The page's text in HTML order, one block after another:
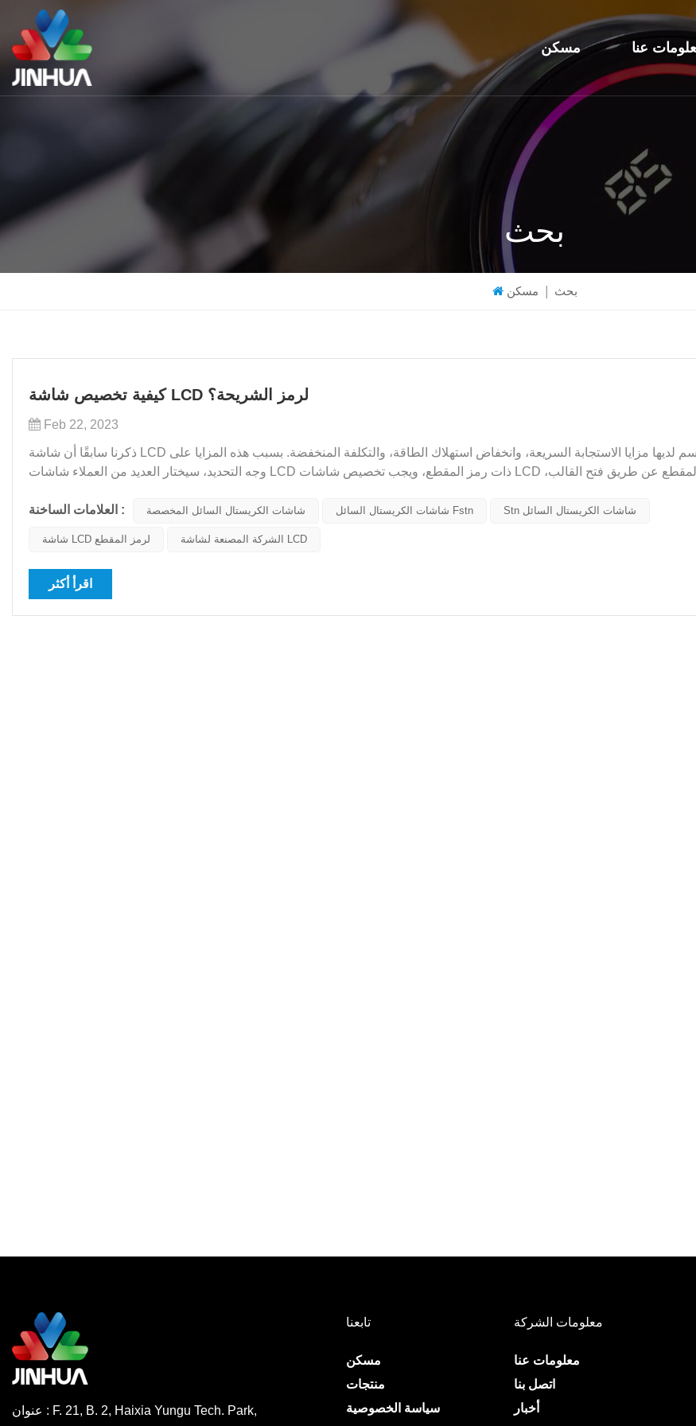
مسكن عنا
بحث
مسكن بحث
كيفية تخصيص شاشة LCD لرمز الشريحة؟
Feb 22, 2023
ذكرنا سابقًا أن شاشة LCD لرمز القسم لديها مزايا الاستجابة السريعة، وانخفاض استهلاك الطاقة، والتكلفة المنخفضة. بسبب هذه المزايا على
وجه التحديد، سيختار العديد من العملاء شاشات LCD ذات رمز المقطع، ويجب تخصيص شاشات LCD ذات رمز المقطع عن طريق فتح القالب،
العلامات الساخنة :
شاشات الكريستال السائل المخصصة شاشات الكريستال السائل Fstn Stn شاشات الكريستال السائل
شاشة LCD لرمز المقطع الشركة المصنعة لشاشة LCD
اقرأ أكثر
عنوان : F. 21, B. 2, Haixia Yungu Tech. Park,
تابعنا
مسكن
منتجات
سياسة الخصوصية
معلومات الشركة
معلومات عنا
اتصل بنا
أخبار